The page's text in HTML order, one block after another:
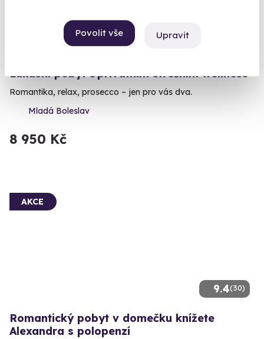
Povolit vše Upravit
Luxusní pobyt s privátním střešním wellness
Romantika, relax, prosecco – jen pro vás dva.
Mladá Boleslav
8 950 Kč
9.4(30)
AKCE
Romantický pobyt v domečku knížete
Alexandra s polopenzí